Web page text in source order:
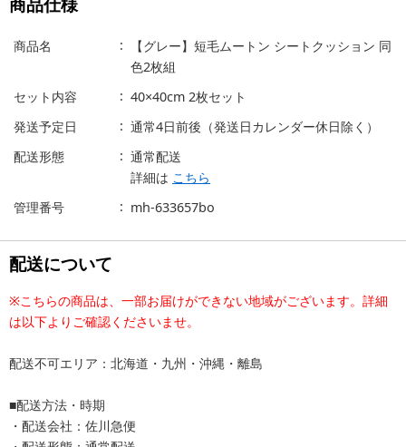
商品名
【グレー】短毛ムートン シートクッション 同
色2枚組
セット内容
40×40cm 2枚セット
発送予定日
通常4日前後（発送日カレンダー休日除く）
配送形態
通常配送
詳細は こちら
管理番号
mh-633657bo
配送について
※こちらの商品は、一部お届けができない地域がございます。詳細
は以下よりご確認くださいませ。
配送不可エリア：北海道・九州・沖縄・離島
■配送方法・時期
・配送会社：佐川急便